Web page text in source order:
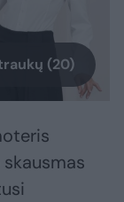
(20)